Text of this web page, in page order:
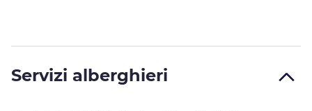
Servizi alberghieri